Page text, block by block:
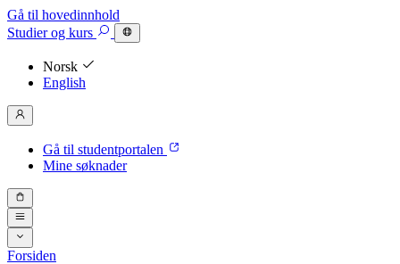
Gå til hovedinnhold
Studierog kurs
Norsk
English
Gå til studentportalen
Mine søknader
Forsiden